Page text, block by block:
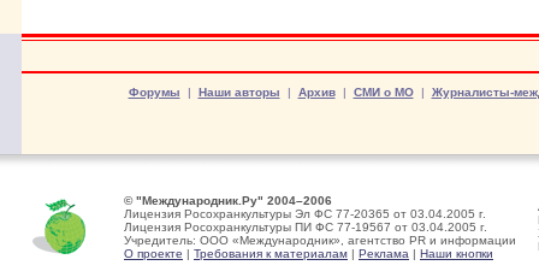
Форумы | Наши авторы | Архив| СМИ о МО| Журналисты-
© "Международник.Ру" 2004–2006
Лицензия Росохранкультуры Эл ФС 77-20365 от 03.04.2005 г.
Лицензия Росохранкультуры ПИ ФС 77-19567 от 03.04.2005 г.
Учредитель: ООО «Международник», агентство PR и информации
О проекте | Требования к материалам | Реклама | Наши кнопки